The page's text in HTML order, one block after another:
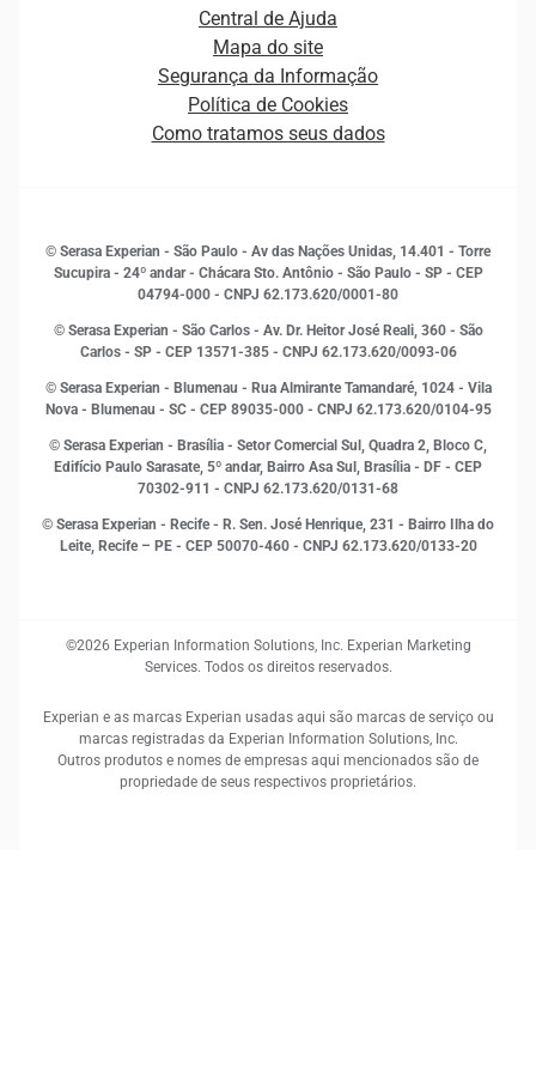
Curso Gratuito de Saúde Financeira
Empreendedorismo
Estudos e Pesquisas
Inovação e Tecnologia
Leis e impostos
Marketing
Open Finance
Proteção de Dados
Sustentabilidade Corporativa
Estrutura Organizacional
Sala de Imprensa
Central de Ajuda
Mapa do site
Segurança da Informação
Política de Cookies
Como tratamos seus dados
© Serasa Experian - São Paulo - Av das Nações Unidas, 14.401 - Torre
Sucupira - 24º andar - Chácara Sto. Antônio - São Paulo - SP - CEP
04794-000 - CNPJ 62.173.620/0001-80
© Serasa Experian - São Carlos - Av. Dr. Heitor José Reali, 360 - São
Carlos - SP - CEP 13571-385 - CNPJ 62.173.620/0093-06
© Serasa Experian - Blumenau - Rua Almirante Tamandaré, 1024 - Vila
Nova - Blumenau - SC - CEP 89035-000 - CNPJ 62.173.620/0104-95
© Serasa Experian - Brasília - Setor Comercial Sul, Quadra 2, Bloco C,
Edifício Paulo Sarasate, 5º andar, Bairro Asa Sul, Brasília - DF - CEP
70302-911 - CNPJ 62.173.620/0131-68
© Serasa Experian - Recife - R. Sen. José Henrique, 231 - Bairro Ilha do
Leite, Recife – PE - CEP 50070-460 - CNPJ 62.173.620/0133-20
©2026 Experian Information Solutions, Inc. Experian Marketing
Services. Todos os direitos reservados.
Experian e as marcas Experian usadas aqui são marcas de serviço ou
marcas registradas da Experian Information Solutions, Inc.
Outros produtos e nomes de empresas aqui mencionados são de
propriedade de seus respectivos proprietários.